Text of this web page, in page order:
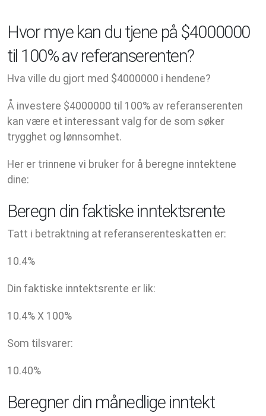
Hvor mye kan du tjene på $4000000
til 100% av referanserenten?
Hva ville du gjort med $4000000 i hendene?
Å investere $4000000 til 100% av referanserenten
kan være et interessant valg for de som søker
trygghet og lønnsomhet.
Her er trinnene vi bruker for å beregne inntektene
dine:
Beregn din faktiske inntektsrente
Tatt i betraktning at referanserenteskatten er:
10.4%
Din faktiske inntektsrente er lik:
10.4% X 100%
Som tilsvarer:
10.40%
Beregner din månedlige inntekt